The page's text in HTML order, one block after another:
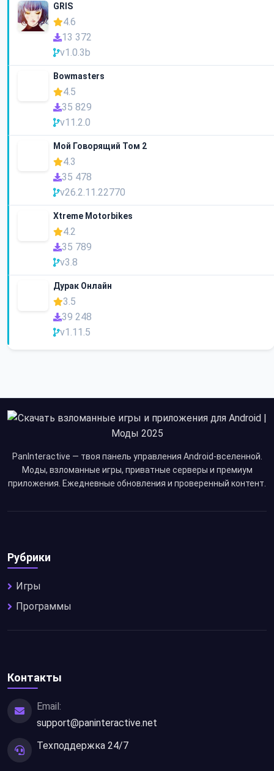
GRIS
4.6
13 372
v1.0.3b
Bowmasters
4.5
35 829
v11.2.0
Мой Говорящий Том 2
4.3
35 478
v26.2.11.22770
Xtreme Motorbikes
4.2
35 789
v3.8
Дурак Онлайн
3.5
39 248
v1.11.5
PanInteractive — твоя панель управления Android-вселенной.
Моды, взломанные игры, приватные серверы и премиум
приложения. Ежедневные обновления и проверенный контент.
Рубрики
Игры
Программы
Контакты
Email:
support@paninteractive.net
Техподдержка 24/7